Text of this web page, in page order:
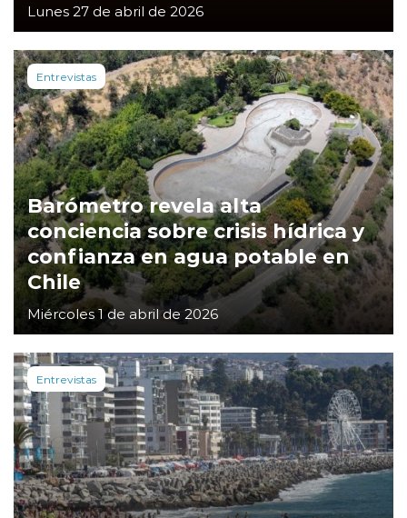
Lunes 27 de abril de 2026
Entrevistas
Barómetro revela alta
conciencia sobre crisis hídrica y
confianza en agua potable en
Chile
Miércoles 1 de abril de 2026
Entrevistas